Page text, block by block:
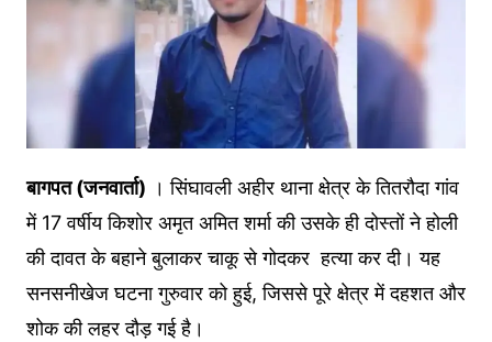
बागपत (जनवार्ता) । सिंघावली अहीर थाना क्षेत्र के तितरौदा गांव
में 17 वर्षीय किशोर अमृत अमित शर्मा की उसके ही दोस्तों ने होली
की दावत के बहाने बुलाकर चाकू से गोदकर हत्या कर दी। यह
सनसनीखेज घटना गुरुवार को हुई, जिससे पूरे क्षेत्र में दहशत और
शोक की लहर दौड़ गई है।